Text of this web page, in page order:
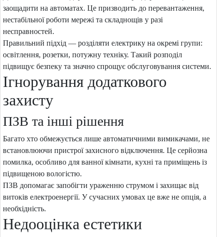
заощадити на автоматах. Це призводить до перевантаження,
нестабільної роботи мережі та складнощів у разі
несправностей.
Правильний підхід — розділяти електрику на окремі групи:
освітлення, розетки, потужну техніку. Такий розподіл
підвищує безпеку та значно спрощує обслуговування системи.
Ігнорування додаткового
захисту
ПЗВ та інші рішення
Багато хто обмежується лише автоматичними вимикачами, не
встановлюючи пристрої захисного відключення. Це серйозна
помилка, особливо для ванної кімнати, кухні та приміщень із
підвищеною вологістю.
ПЗВ допомагає запобігти ураженню струмом і захищає від
витоків електроенергії. У сучасних умовах це вже не опція, а
необхідність.
Недооцінка естетики